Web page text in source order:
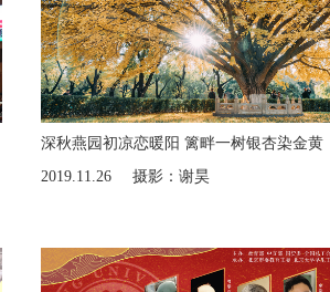
深秋燕园初凉恋暖阳 篱畔一树银杏染金黄
2019.11.26
摄影：谢昊